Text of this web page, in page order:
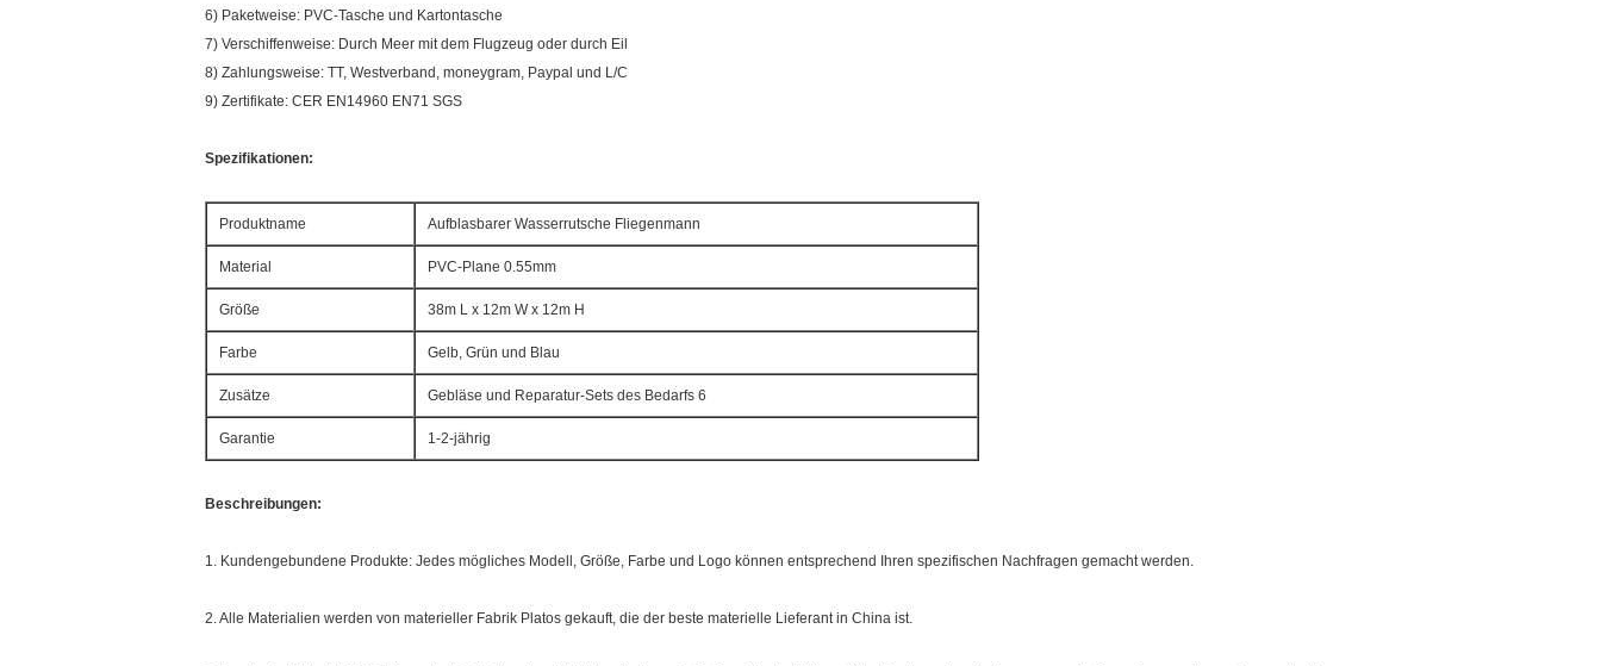
6) Paketweise: PVC-Tasche und Kartontasche
7) Verschiffenweise: Durch Meer mit dem Flugzeug oder durch Eil
8) Zahlungsweise: TT, Westverband, moneygram, Paypal und L/C
9) Zertifikate: CER EN14960 EN71 SGS
Spezifikationen:
Produktname Aufblasbarer Wasserrutsche Fliegenmann
Material PVC-Plane 0.55mm
Größe 38m L x 12m W x 12m H
Farbe Gelb, Grün und Blau
Zusätze Gebläse und Reparatur-Sets des Bedarfs 6
Garantie 1-2-jährig
Beschreibungen:
1. Kundengebundene Produkte: Jedes mögliches Modell, Größe, Farbe und Logo können entsprechend Ihren spezifischen Nachfragen gemacht werden.
2. Alle Materialien werden von materieller Fabrik Platos gekauft, die der beste materielle Lieferant in China ist.